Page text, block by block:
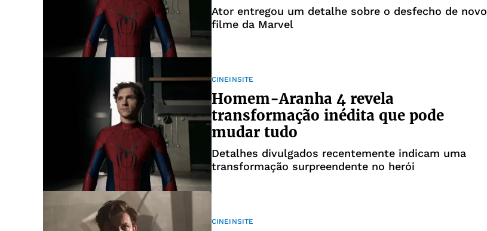
Ator entregou um detalhe sobre o desfecho de novo
filme da Marvel
CINEINSITE
Homem-Aranha 4 revela
transformação inédita que pode
mudar tudo
Detalhes divulgados recentemente indicam uma
transformação surpreendente no herói
CINEINSITE